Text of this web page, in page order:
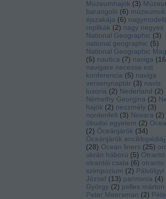
Múzeumhajók (3)
barangoló (6) múzeumok
éjszakája (6)
replikák (2) nagy negyes
National Geographic (3)
national geographic (5)
National Geographic
(5) nautica (7) naviga (16
navigare necesse est
konferencia (5) naviga
versenynaptár (3) navis
lusoria (2) Nederland (2)
Némethy Georgina (2)
hajók (2) neszmély (3)
nordenfelt (3) Novara (2)
óbudai egyetem (2)
(2) Óceánjárók (34)
Óceánjárók
(28) Ocean liners (25)
ukrán háború (5) Otrantó
otrantói csata (6) otranto
szimpozium (2) Pálvölgyi
József (13) pannonia (4)
György (2) pelles márton
Peter Meersman (2)